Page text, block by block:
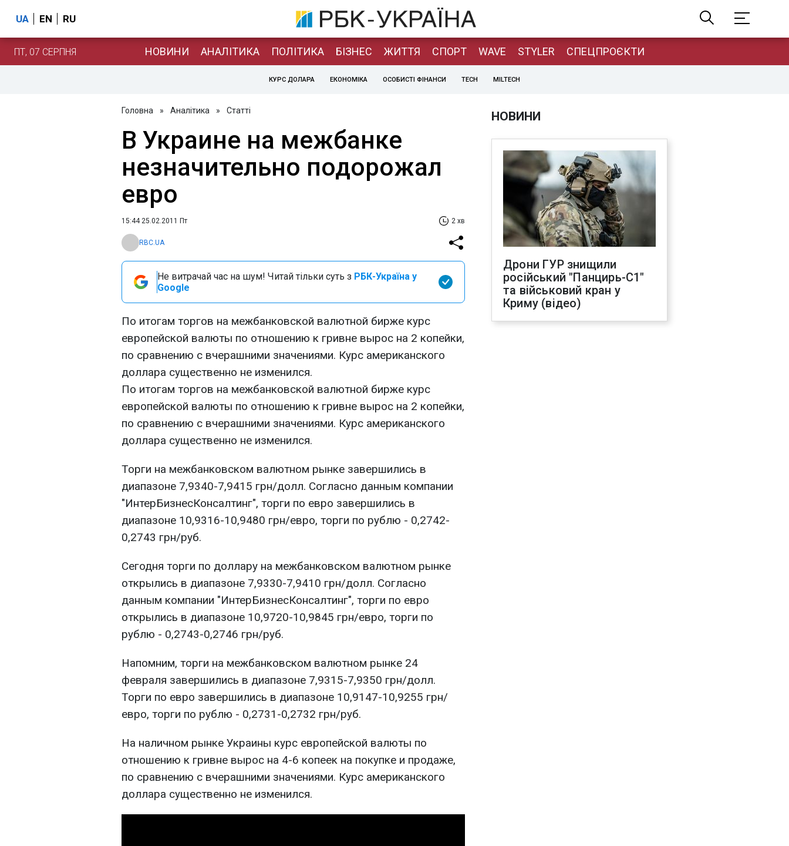
UA EN RU
ПТ, 07 СЕРПНЯ НОВИНИ АНАЛІТИКА ПОЛІТИКА БІЗНЕС ЖИТТЯ СПОРТ WAVE STYLER СПЕЦПРОЄКТИ
КУРС ДОЛАРА ЕКОНОМІКА ОСОБИСТІ ФІНАНСИ TECH MILTECH
Головна » Аналітика » Статті
В Украине на межбанке
незначительно подорожал
евро
15:44 25.02.2011 Пт 2 хв
RBC.UA
Не витрачай час на шум! Читай тільки суть з РБК-Україна у
Google
По итогам торгов на межбанковской валютной бирже курс
европейской валюты по отношению к гривне вырос на 2 копейки,
по сравнению с вчерашними значениями. Курс американского
доллара существенно не изменился.
По итогам торгов на межбанковской валютной бирже курс
европейской валюты по отношению к гривне вырос на 2 копейки,
по сравнению с вчерашними значениями. Курс американского
доллара существенно не изменился.
Торги на межбанковском валютном рынке завершились в
диапазоне 7,9340-7,9415 грн/долл. Согласно данным компании
"ИнтерБизнесКонсалтинг", торги по евро завершились в
диапазоне 10,9316-10,9480 грн/евро, торги по рублю - 0,2742-
0,2743 грн/руб.
Сегодня торги по доллару на межбанковском валютном рынке
открылись в диапазоне 7,9330-7,9410 грн/долл. Согласно
данным компании "ИнтерБизнесКонсалтинг", торги по евро
открылись в диапазоне 10,9720-10,9845 грн/евро, торги по
рублю - 0,2743-0,2746 грн/руб.
Напомним, торги на межбанковском валютном рынке 24
февраля завершились в диапазоне 7,9315-7,9350 грн/долл.
Торги по евро завершились в диапазоне 10,9147-10,9255 грн/
евро, торги по рублю - 0,2731-0,2732 грн/руб.
На наличном рынке Украины курс европейской валюты по
отношению к гривне вырос на 4-6 копеек на покупке и продаже,
по сравнению с вчерашними значениями. Курс американского
доллара существенно не изменился.
НОВИНИ
Дрони ГУР знищили
російський "Панцирь-С1"
та військовий кран у
Криму (відео)